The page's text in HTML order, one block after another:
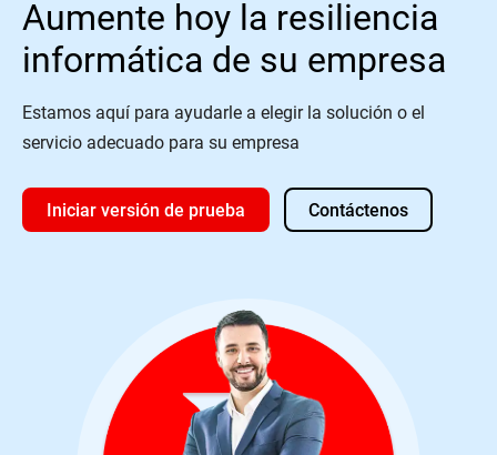
Aumente hoy la resiliencia
informática de su empresa
Estamos aquí para ayudarle a elegir la solución o el
servicio adecuado para su empresa
Iniciar versión de prueba Contáctenos